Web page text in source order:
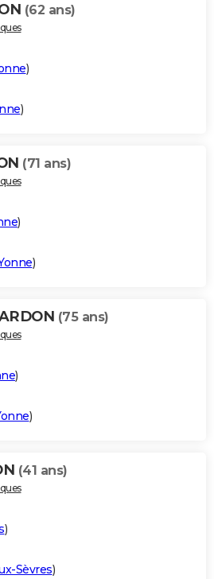
(62 ans)
)
)
(71 ans)
)
)
(75 ans)
)
)
(41 ans)
)
Sèvres)